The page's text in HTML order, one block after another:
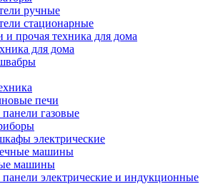
ручные
стационарные
и прочая техника для дома
для дома
печи
газовые
электрические
машины
машины
электрические и индукционные